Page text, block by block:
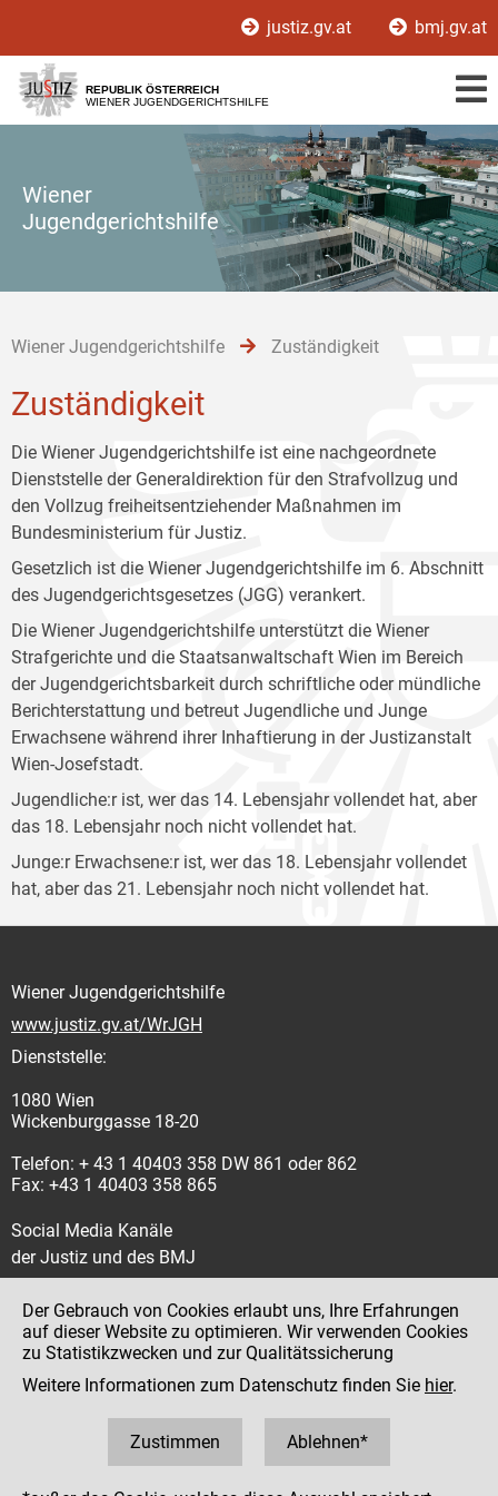
[1]
[2]
[3]
justiz.gv.at bmj.gv.at
REPUBLIK ÖSTERREICH
WIENER JUGENDGERICHTSHILFE
Wiener
Jugendgerichtshilfe
Wiener Jugendgerichtshilfe Zuständigkeit
Zuständigkeit
Die Wiener Jugendgerichtshilfe ist eine nachgeordnete
Dienststelle der Generaldirektion für den Strafvollzug und
den Vollzug freiheitsentziehender Maßnahmen im
Bundesministerium für Justiz.
Gesetzlich ist die Wiener Jugendgerichtshilfe im 6. Abschnitt
des Jugendgerichtsgesetzes (JGG) verankert.
Die Wiener Jugendgerichtshilfe unterstützt die Wiener
Strafgerichte und die Staatsanwaltschaft Wien im Bereich
der Jugendgerichtsbarkeit durch schriftliche oder mündliche
Berichterstattung und betreut Jugendliche und Junge
Erwachsene während ihrer Inhaftierung in der Justizanstalt
Wien-Josefstadt.
Jugendliche:r ist, wer das 14. Lebensjahr vollendet hat, aber
das 18. Lebensjahr noch nicht vollendet hat.
Junge:r Erwachsene:r ist, wer das 18. Lebensjahr vollendet
hat, aber das 21. Lebensjahr noch nicht vollendet hat.
Wiener Jugendgerichtshilfe
www.justiz.gv.at/WrJGH
Dienststelle:
1080 Wien
Wickenburggasse 18-20
Telefon: + 43 1 40403 358 DW 861 oder 862
Fax: +43 1 40403 358 865
Social Media Kanäle
der Justiz und des BMJ
Impressum
Datenschutz
Hinweisgeber:innenplattform (für Mitarbeiter:innen)
Der Gebrauch von Cookies erlaubt uns, Ihre Erfahrungen
auf dieser Website zu optimieren. Wir verwenden Cookies
zu Statistikzwecken und zur Qualitätssicherung
Weitere Informationen zum Datenschutz finden Sie hier.
Zustimmen Ablehnen*